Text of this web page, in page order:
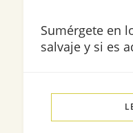
Sumérgete en
salvaje y si es